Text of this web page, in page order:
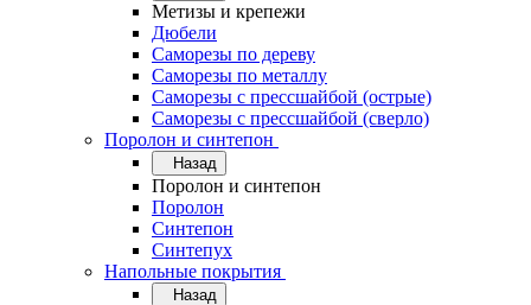
Метизы и крепежи
Дюбели
Саморезы по дереву
Саморезы по металлу
Саморезы с прессшайбой (острые)
Саморезы с прессшайбой (сверло)
Поролон и синтепон
Назад
Поролон и синтепон
Поролон
Синтепон
Синтепух
Напольные покрытия
Назад